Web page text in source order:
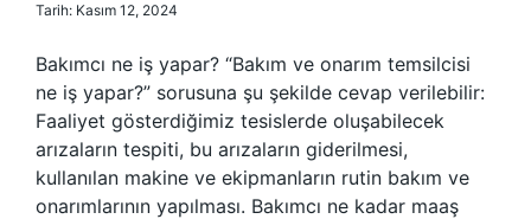
Tarih: Kasım 12, 2024
Bakımcı ne iş yapar? “Bakım ve onarım temsilcisi
ne iş yapar?” sorusuna şu şekilde cevap verilebilir:
Faaliyet gösterdiğimiz tesislerde oluşabilecek
arızaların tespiti, bu arızaların giderilmesi,
kullanılan makine ve ekipmanların rutin bakım ve
onarımlarının yapılması. Bakımcı ne kadar maaş